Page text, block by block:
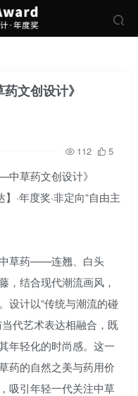
文创设计》
112 5
中草药文创设计》
·年度奖·非定向“自由主
草药——连翘、白头
，结合现代潮流画风，
设计以“传统与潮流的碰
代艺术表达相融合，既
年轻化的时尚感。这一
药的自然之美与药用价
吸引年轻一代关注中草